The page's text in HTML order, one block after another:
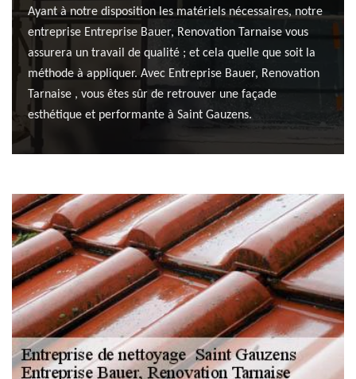
Ayant à notre disposition les matériels nécessaires, notre
entreprise Entreprise Bauer, Renovation Tarnaise vous
assurera un travail de qualité ; et cela quelle que soit la
méthode à appliquer. Avec Entreprise Bauer, Renovation
Tarnaise , vous êtes sûr de retrouver une façade
esthétique et performante à Saint Gauzens.